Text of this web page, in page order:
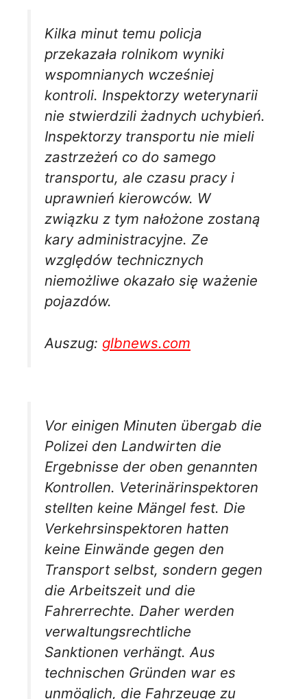
Kilka minut temu policja
przekazała rolnikom wyniki
wspomnianych wcześniej
kontroli. Inspektorzy weterynarii
nie stwierdzili żadnych uchybień.
Inspektorzy transportu nie mieli
zastrzeżeń co do samego
transportu, ale czasu pracy i
uprawnień kierowców. W
związku z tym nałożone zostaną
kary administracyjne. Ze
względów technicznych
niemożliwe okazało się ważenie
pojazdów.
Auszug: glbnews.com
Vor einigen Minuten übergab die
Polizei den Landwirten die
Ergebnisse der oben genannten
Kontrollen. Veterinärinspektoren
stellten keine Mängel fest. Die
Verkehrsinspektoren hatten
keine Einwände gegen den
Transport selbst, sondern gegen
die Arbeitszeit und die
Fahrerrechte. Daher werden
verwaltungsrechtliche
Sanktionen verhängt. Aus
technischen Gründen war es
unmöglich, die Fahrzeuge zu